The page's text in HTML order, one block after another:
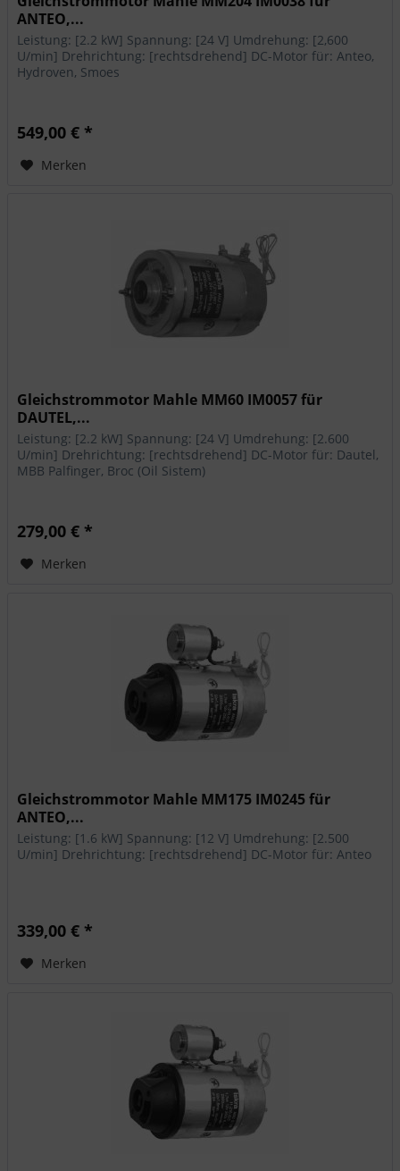
ANTEO,...
Leistung: [2.2 kW] Spannung: [24 V] Umdrehung: [2,600
U/min] Drehrichtung: [rechtsdrehend] DC-Motor für: Anteo,
Hydroven, Smoes
549,00 € *
Merken
Gleichstrommotor Mahle MM60 IM0057 für
DAUTEL,...
Leistung: [2.2 kW] Spannung: [24 V] Umdrehung: [2.600
U/min] Drehrichtung: [rechtsdrehend] DC-Motor für: Dautel,
MBB Palfinger, Broc (Oil Sistem)
279,00 € *
Merken
Gleichstrommotor Mahle MM175 IM0245 für
ANTEO,...
Leistung: [1.6 kW] Spannung: [12 V] Umdrehung: [2.500
U/min] Drehrichtung: [rechtsdrehend] DC-Motor für: Anteo
339,00 € *
Merken